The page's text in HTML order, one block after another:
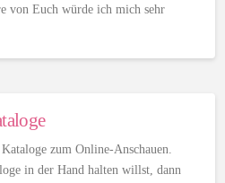
von Euch würde ich mich sehr
zum Online-Anschauen.
in der Hand halten willst, dann